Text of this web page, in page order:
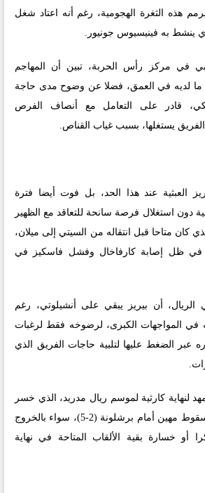
هذه الثغرة الهجومية، رغم أنه اعتاد شغل
ينشط به فينيسيوس جونيور.
في مركز رأس الحربة، تبين أن المهاجم
ما لديه في العمق، فضلا عن وضوح مدى حاجة
قادر على التعامل مع أنصاف الفرص
يستغلها، بسبب غياب القناص.
العبثية عند هذا الحد، بل فوت أيضا فترة
دون استغلال فرصة سانحة للتعاقد مع الظهير
كان متاحا قبل انتقاله من السيتي إلى ميلان،
في ظل إصابة كارفاخال وفشل فاسكيز في
أن بيريز يبقي على أنشيلوتي، رغم
في المواجهات الكبرى، لرضوخه فقط لرغبات
عبر الضغط عليها لتلبية حاجات الفريق الذي
لنهاية كارثية لموسم ريال مدريد، الذي خسر
لقب السوبر الإسباني بسقوط مهين أمام برشلونة (2-5)، سواء بالخروج
أو خسارة بقية الألقاب المتاحة في نهاية